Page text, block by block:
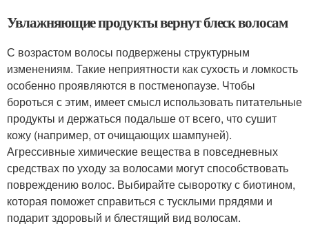
Увлажняющие продукты вернут блеск волосам
С возрастом волосы подвержены структурным
изменениям. Такие неприятности как сухость и ломкость
особенно проявляются в постменопаузе. Чтобы
бороться с этим, имеет смысл использовать питательные
продукты и держаться подальше от всего, что сушит
кожу (например, от очищающих шампуней).
Агрессивные химические вещества в повседневных
средствах по уходу за волосами могут способствовать
повреждению волос. Выбирайте сыворотку с биотином,
которая поможет справиться с тусклыми прядями и
подарит здоровый и блестящий вид волосам.